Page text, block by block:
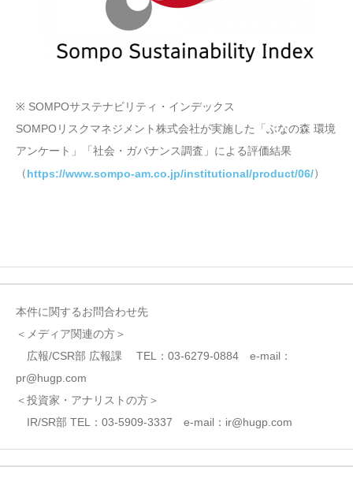
※ SOMPOサステナビリティ・インデックス
SOMPOリスクマネジメント株式会社が実施した「ぶなの森 環境
アンケート」「社会・ガバナンス調査」による評価結果
（https://www.sompo-am.co.jp/institutional/product/06/）
本件に関するお問合わせ先
＜メディア関連の方＞
広報/CSR部 広報課 TEL：03-6279-0884 e-mail：
pr@hugp.com
＜投資家・アナリストの方＞
IR/SR部 TEL：03-5909-3337 e-mail：ir@hugp.com